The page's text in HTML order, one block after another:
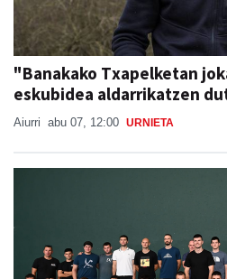
"Banakako Txapelketan
eskubidea aldarrikatzen
Aiurri abu 07, 12:00 URNIETA